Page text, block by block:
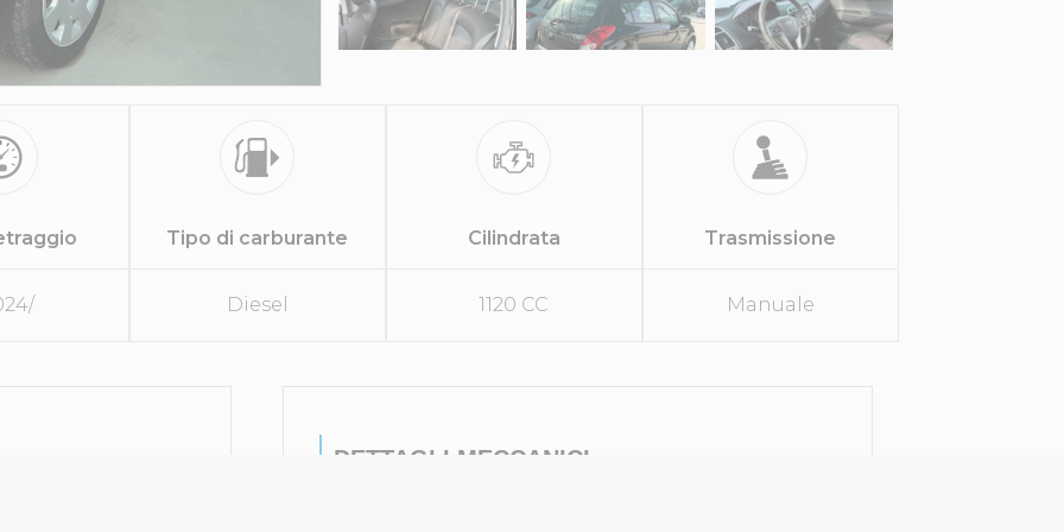
Tipo di carburante
Diesel
Cilindrata
1120 CC
Trasmissione
Manuale
DETTAGLI MECCANICI